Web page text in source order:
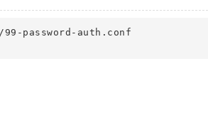
password-auth.conf